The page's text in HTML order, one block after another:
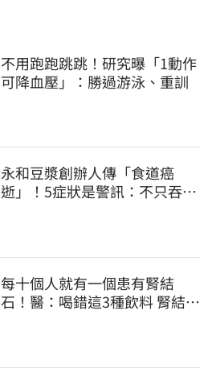
不用跑跑跳跳！研究曝「1動作
可降血壓」：勝過游泳、重訓
永和豆漿創辦人傳「食道癌
逝」！5症狀是警訊：不只吞嚥
每十個人就有一個患有腎結
石！醫：喝錯這3種飲料 腎結石